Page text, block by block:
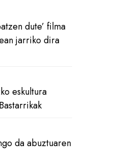
dute’ filma
jarriko dira
eskultura
da abuztuaren